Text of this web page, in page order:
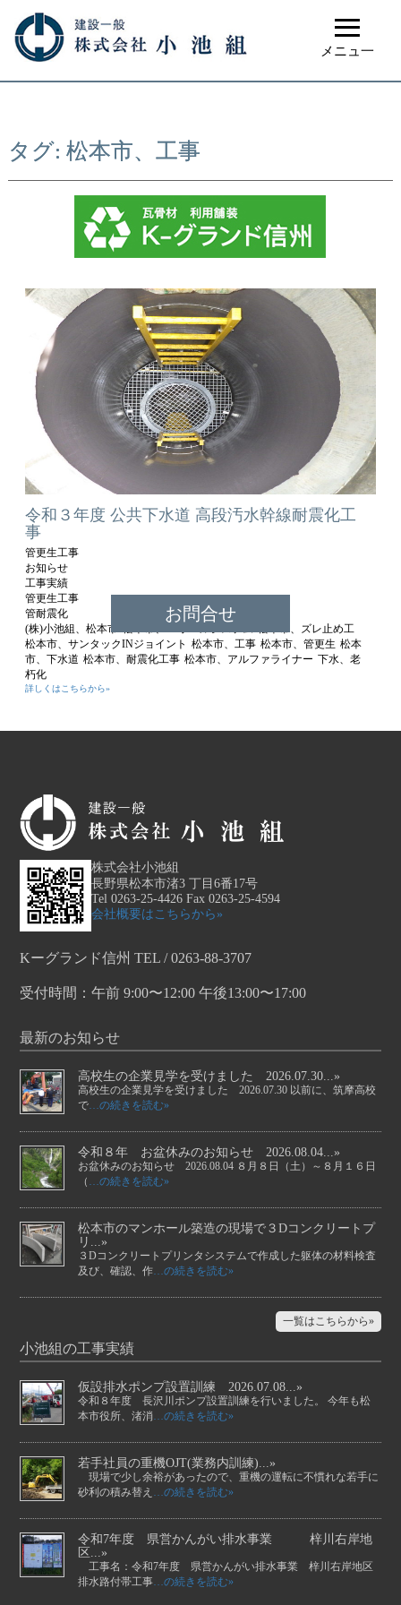
≡
メニュ一
タグ: 松本市、工事
令和３年度 公共下水道 高段汚水幹線耐震化工
事
管更生工事
お知らせ
工事実績
管更生工事
管耐震化
(株)小池組、松本市
松本市、ズレ止め工
松本市、サンタックINジョイント 松本市、工事 松本市、管更生 松本
市、下水道 松本市、耐震化工事 松本市、アルファライナー 下水、老
朽化
詳しくはこちらから»
お問合せ
株式会社小池組
長野県松本市渚3 丁目6番17号
Tel 0263-25-4426 Fax 0263-25-4594
会社概要はこちらから»
Kーグランド信州 TEL / 0263-88-3707
受付時間：午前 9:00〜12:00 午後13:00〜17:00
最新のお知らせ
高校生の企業見学を受けました 2026.07.30...»
高校生の企業見学を受けました 2026.07.30 以前に、筑摩高校
で…の続きを読む»
令和８年 お盆休みのお知らせ 2026.08.04...»
お盆休みのお知らせ 2026.08.04 ８月８日（土）～８月１６日
（ …の続きを読む»
松本市のマンホール築造の現場で３Dコンクリートプ
リ...»
３Dコンクリートプリンタシステムで作成した躯体の材料検査
及び、確認、作…の続きを読む»
一覧はこちらから»
小池組の工事実績
仮設排水ポンプ設置訓練 2026.07.08...»
令和８年度 長沢川ポンプ設置訓練を行いました。 今年も松
本市役所、渚消…の続きを読む»
若手社員の重機OJT(業務内訓練)...»
現場で少し余裕があったので、重機の運転に不慣れな若手に
砂利の積み替え …の続きを読む»
令和7年度 県営かんがい排水事業 梓川右岸地
区...»
工事名：令和7年度 県営かんがい排水事業 梓川右岸地区
排水路付帯工事…の続きを読む»